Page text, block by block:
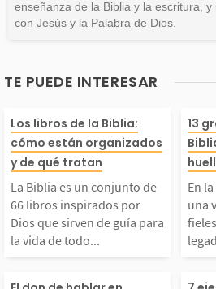
enseñanza de la Biblia y la escritura,
con Jesús y la Palabra de Dios.
TE PUEDE INTERESAR
Biblia es un
de 66 libros
por Dios que
de guía para la
Los libros de la Biblia:
cómo están organizados
y de qué tratan
La Biblia es un conjunto de
66 libros inspirados por
Dios que sirven de guía para
la vida de todo...
13
En
una